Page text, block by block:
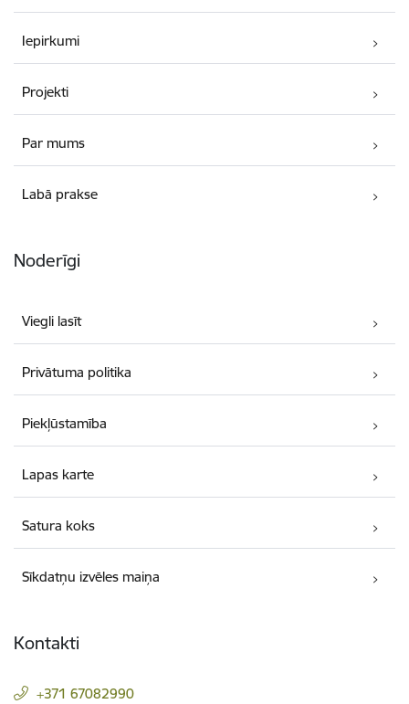
Iepirkumi
Projekti
Par mums
Labā prakse
Noderīgi
Viegli lasīt
Privātuma politika
Piekļūstamība
Lapas karte
Satura koks
Sīkdatņu izvēles maiņa
Kontakti
+371 67082990